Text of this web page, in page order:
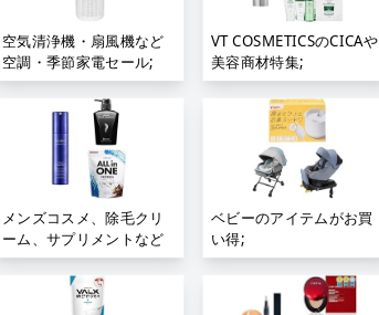
空気清浄機・扇風機など
空調・季節家電セール;
VT COSMETICSのCICAや
美容商材特集;
メンズコスメ、除毛クリ
ーム、サプリメントなど
がお買い得;
ベビーのアイテムがお買
い得;